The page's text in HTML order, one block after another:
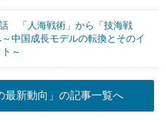
「人海戦術」から「技海戦
中国成長モデルの転換とそのイ
～
最新動向」の記事一覧へ